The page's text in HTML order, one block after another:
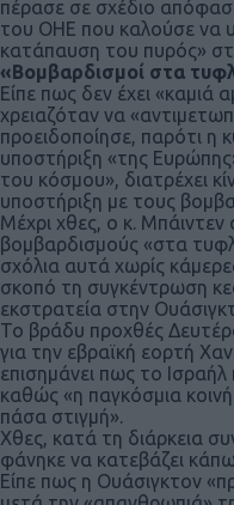
πέρασε σε σχέδιο
του ΟΗΕ που καλούσε να
κατάπαυση του πυρός»
«Βομβαρδισμοί στα
Είπε πως δεν έχει «καμιά
χρειαζόταν να
προειδοποίησε, παρότι η
υποστήριξη «της
του κόσμου», διατρέχει
υποστήριξη με τους
Μέχρι χθες, ο κ. Μπάιντεν
βομβαρδισμούς «στα
σχόλια αυτά χωρίς
σκοπό τη συγκέντρωση
εκστρατεία στην
Το βράδυ προχθές
για την εβραϊκή εορτή
επισημάνει πως το Ισραήλ
καθώς «η παγκόσμια
πάσα στιγμή».
Χθες, κατά τη διάρκεια
φάνηκε να κατεβάζει
Είπε πως η Ουάσιγκτον